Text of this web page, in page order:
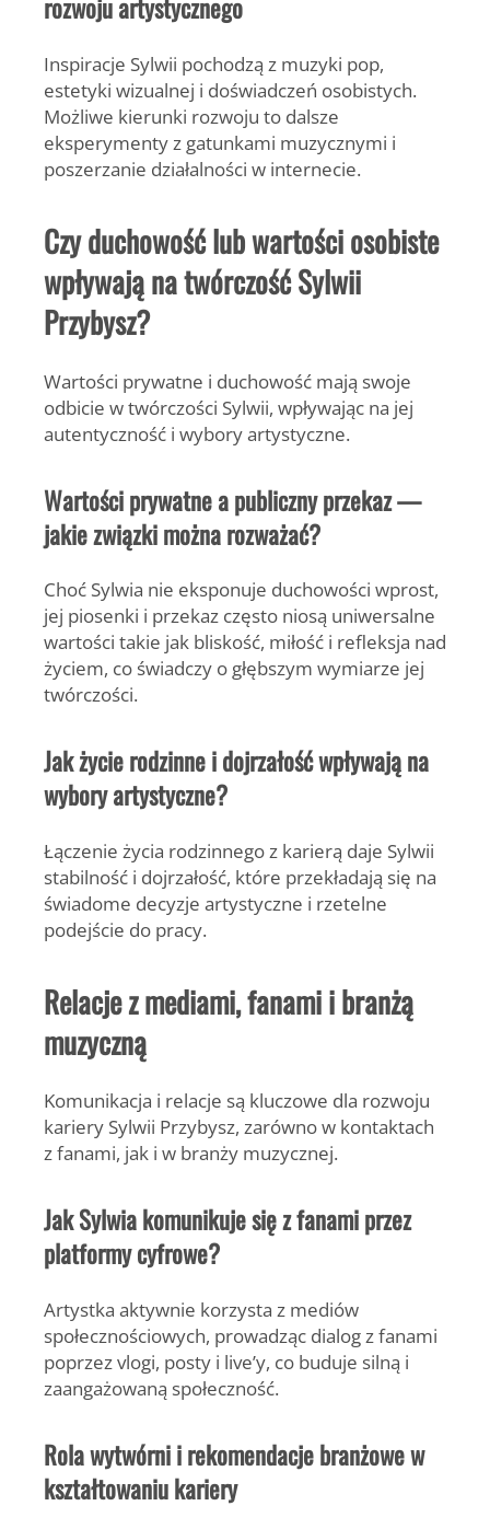
rozwoju artystycznego
Inspiracje Sylwii pochodzą z muzyki pop,
estetyki wizualnej i doświadczeń osobistych.
Możliwe kierunki rozwoju to dalsze
eksperymenty z gatunkami muzycznymi i
poszerzanie działalności w internecie.
Czy duchowość lub wartości osobiste
wpływają na twórczość Sylwii
Przybysz?
Wartości prywatne i duchowość mają swoje
odbicie w twórczości Sylwii, wpływając na jej
autentyczność i wybory artystyczne.
Wartości prywatne a publiczny przekaz —
jakie związki można rozważać?
Choć Sylwia nie eksponuje duchowości wprost,
jej piosenki i przekaz często niosą uniwersalne
wartości takie jak bliskość, miłość i refleksja nad
życiem, co świadczy o głębszym wymiarze jej
twórczości.
Jak życie rodzinne i dojrzałość wpływają na
wybory artystyczne?
Łączenie życia rodzinnego z karierą daje Sylwii
stabilność i dojrzałość, które przekładają się na
świadome decyzje artystyczne i rzetelne
podejście do pracy.
Relacje z mediami, fanami i branżą
muzyczną
Komunikacja i relacje są kluczowe dla rozwoju
kariery Sylwii Przybysz, zarówno w kontaktach
z fanami, jak i w branży muzycznej.
Jak Sylwia komunikuje się z fanami przez
platformy cyfrowe?
Artystka aktywnie korzysta z mediów
społecznościowych, prowadząc dialog z fanami
poprzez vlogi, posty i live’y, co buduje silną i
zaangażowaną społeczność.
Rola wytwórni i rekomendacje branżowe w
kształtowaniu kariery